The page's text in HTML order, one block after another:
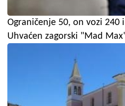
Ograničenje 50, on vozi 240
Uhvaćen zagorski "Mad